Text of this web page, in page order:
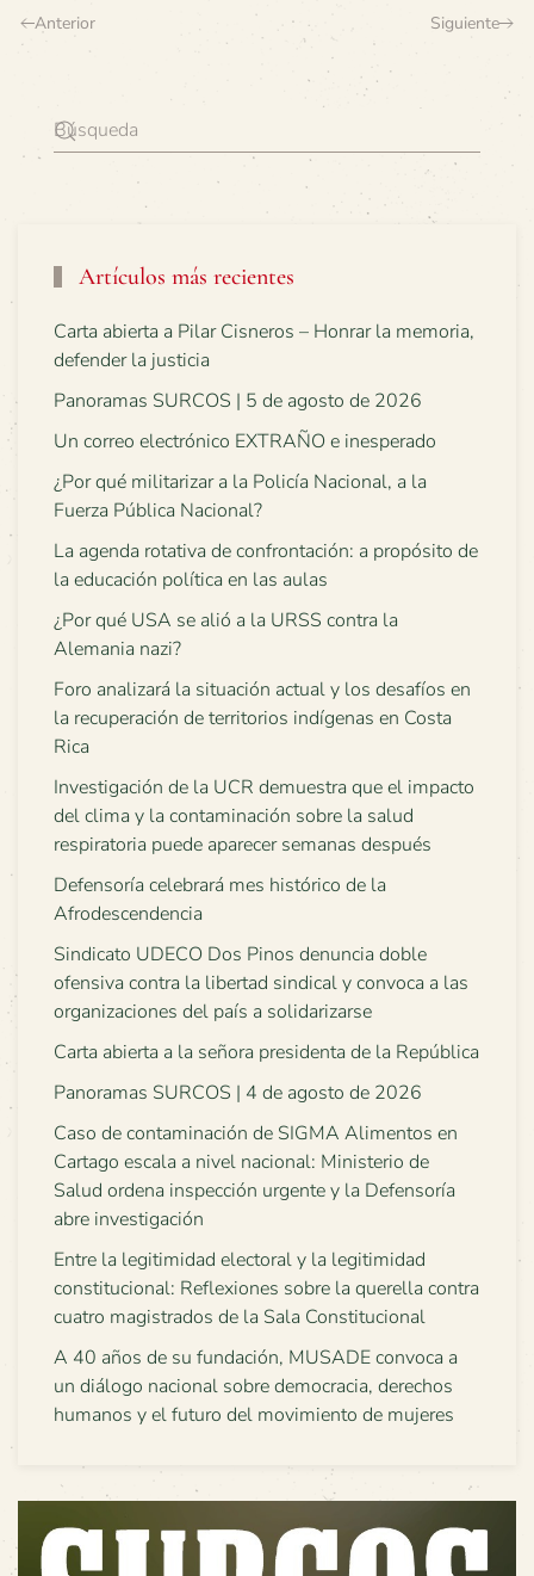
Anterior Siguiente
Artículos más recientes
Carta abierta a Pilar Cisneros – Honrar la memoria,
defender la justicia
Panoramas SURCOS | 5 de agosto de 2026
Un correo electrónico EXTRAÑO e inesperado
¿Por qué militarizar a la Policía Nacional, a la
Fuerza Pública Nacional?
La agenda rotativa de confrontación: a propósito de
la educación política en las aulas
¿Por qué USA se alió a la URSS contra la
Alemania nazi?
Foro analizará la situación actual y los desafíos en
la recuperación de territorios indígenas en Costa
Rica
Investigación de la UCR demuestra que el impacto
del clima y la contaminación sobre la salud
respiratoria puede aparecer semanas después
Defensoría celebrará mes histórico de la
Afrodescendencia
Sindicato UDECO Dos Pinos denuncia doble
ofensiva contra la libertad sindical y convoca a las
organizaciones del país a solidarizarse
Carta abierta a la señora presidenta de la República
Panoramas SURCOS | 4 de agosto de 2026
Caso de contaminación de SIGMA Alimentos en
Cartago escala a nivel nacional: Ministerio de
Salud ordena inspección urgente y la Defensoría
abre investigación
Entre la legitimidad electoral y la legitimidad
constitucional: Reflexiones sobre la querella contra
cuatro magistrados de la Sala Constitucional
A 40 años de su fundación, MUSADE convoca a
un diálogo nacional sobre democracia, derechos
humanos y el futuro del movimiento de mujeres